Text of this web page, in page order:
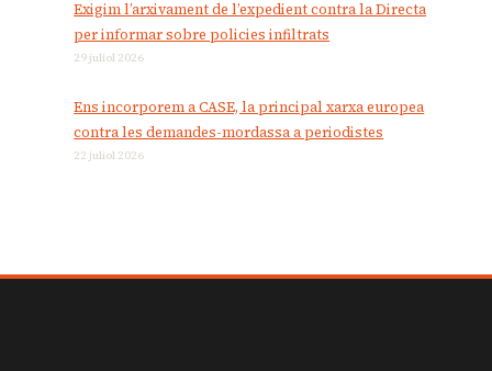
Exigim l’arxivament de l’expedient contra la Directa
per informar sobre policies infiltrats
29 juliol 2026
Ens incorporem a CASE, la principal xarxa europea
contra les demandes-mordassa a periodistes
22 juliol 2026